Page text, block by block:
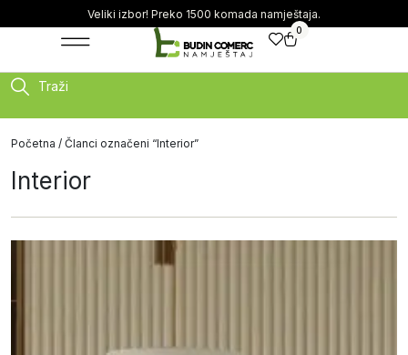
Veliki izbor! Preko 1500 komada namještaja.
0
Traži
Početna / Članci označeni “Interior”
Interior